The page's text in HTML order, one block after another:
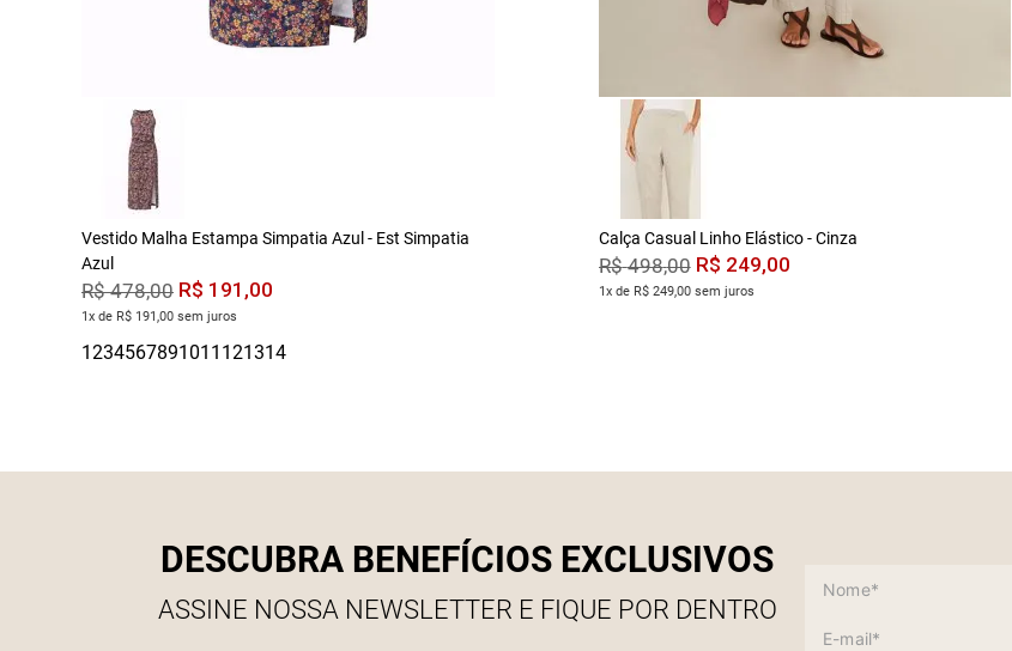
Vestido Malha Estampa Simpatia Azul - Est Simpatia
Azul
R$ 478,00 R$ 191 ,00
1x de R$ 191,00 sem juros
Calça Casual Linho Elástico - Cinza
R$ 498,00 R$ 249,00
1x de R$ 249,00 sem juros
DESCUBRA BENEFÍCIOS EXCLUSIVOS
ASSINE NOSSA NEWSLETTER E FIQUE POR DENTRO